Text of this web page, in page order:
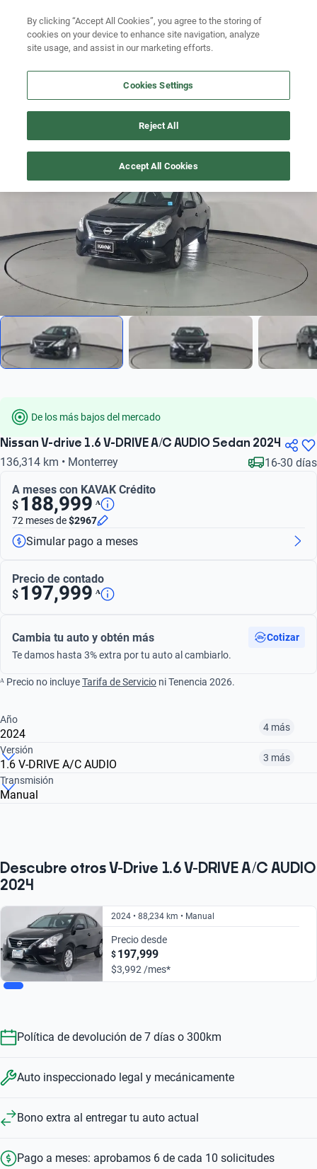
Ubicación
Busca por año
Busca por marca
/
De los más bajos del mercado
Nissan V-drive 1.6 V-DRIVE A/C AUDIO Sedan 2024
136,314 km • Monterrey 16-30 días
A meses con KAVAK Crédito
$ 188,999 ᴬ
72 mesesde$2967
Simular pago a meses
Precio de contado
$ 197,999 ᴬ
Cambia tu auto y obtén más
Cotizar
Te damos hasta 3% extra por tu auto al cambiarlo.
ᴬ Precio no incluyeTarifa de Servicio ni Tenencia 2026.
Año
2024 4 más
¿Comparar versiones? → Pregúntale a KOPI
Versión
1.6 V-DRIVE A/C AUDIO 3 más
¿Comparar versiones? → Pregúntale a KOPI
$178,999 $170,999 $193,999
Transmisión
Manual
Descubre otros V-Drive 1.6 V-DRIVE A/C AUDIO
2024
2024 • 88,234 km • Manual
Precio desde
$ 197,999
$3,992 /mes*
Política de devolución de 7 días o 300km
Auto inspeccionado legal y mecánicamente
Bono extra al entregar tu auto actual
Pago a meses: aprobamos 6 de cada 10 solicitudes
By clicking “Accept All Cookies”, you agree to the storing of
cookies on your device to enhance site navigation, analyze
site usage, and assist in our marketing efforts.
Cookies Settings
Reject All
Accept All Cookies